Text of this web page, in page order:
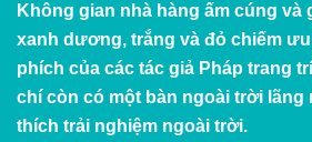
Không gian nhà hàng ấm cúng và
xanh dương, trắng và đỏ chiếm
phích của các tác giả Pháp trang
chí còn có một bàn ngoài trời lãng
thích trải nghiệm ngoài trời.